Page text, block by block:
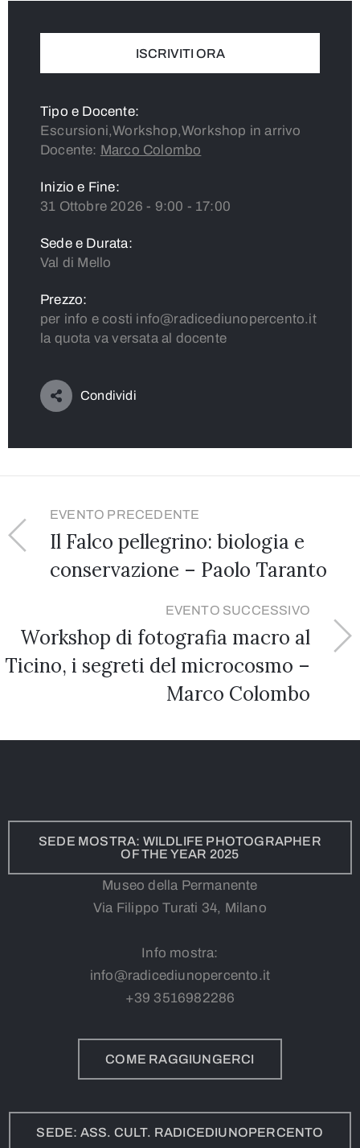
Wildlife Photographer of the Year
ISCRIVITI ORA
Tipo e Docente:
Escursioni,Workshop,Workshop in arrivo
Docente: Marco Colombo
Inizio e Fine:
31 Ottobre 2026 - 9:00 - 17:00
Sede e Durata:
Val di Mello
Prezzo:
per info e costi info@radicediunopercento.it
la quota va versata al docente
Condividi
EVENTO PRECEDENTE
Il Falco pellegrino: biologia e
conservazione – Paolo Taranto
EVENTO SUCCESSIVO
Workshop di fotografia macro al
Ticino, i segreti del microcosmo –
Marco Colombo
SEDE MOSTRA: WILDLIFE PHOTOGRAPHER
OF THE YEAR 2025
Museo della Permanente
Via Filippo Turati 34, Milano
Info mostra:
info@radicediunopercento.it
+39 3516982286
COME RAGGIUNGERCI
SEDE: ASS. CULT. RADICEDIUNOPERCENTO